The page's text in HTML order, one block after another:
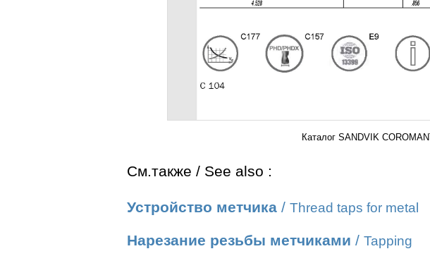
Каталог SANDVIK
См.также / See also :
Устройство метчика / Thread taps for metal
Нарезание резьбы метчиками / Tapping